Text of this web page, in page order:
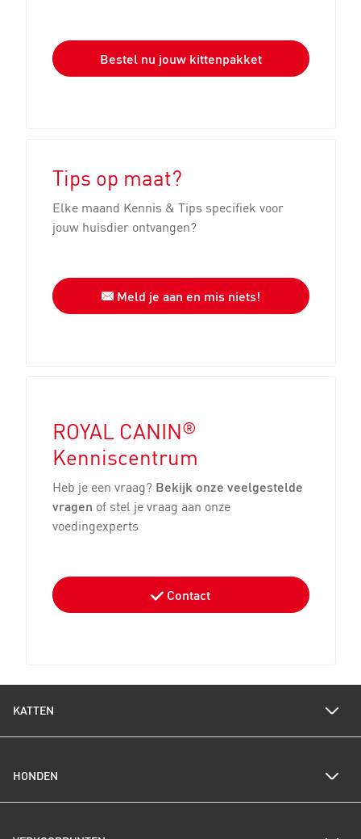
Bestel nu jouw kittenpakket
Tips op maat?
Elke maand Kennis & Tips specifiek voor
jouw huisdier ontvangen?
Meld je aan en mis niets!
ROYAL CANIN®
Kenniscentrum
Heb je een vraag? Bekijk onze veelgestelde
vragen of stel je vraag aan onze
voedingexperts
Contact
KATTEN
Een gezond gewicht voor je kat
HONDEN